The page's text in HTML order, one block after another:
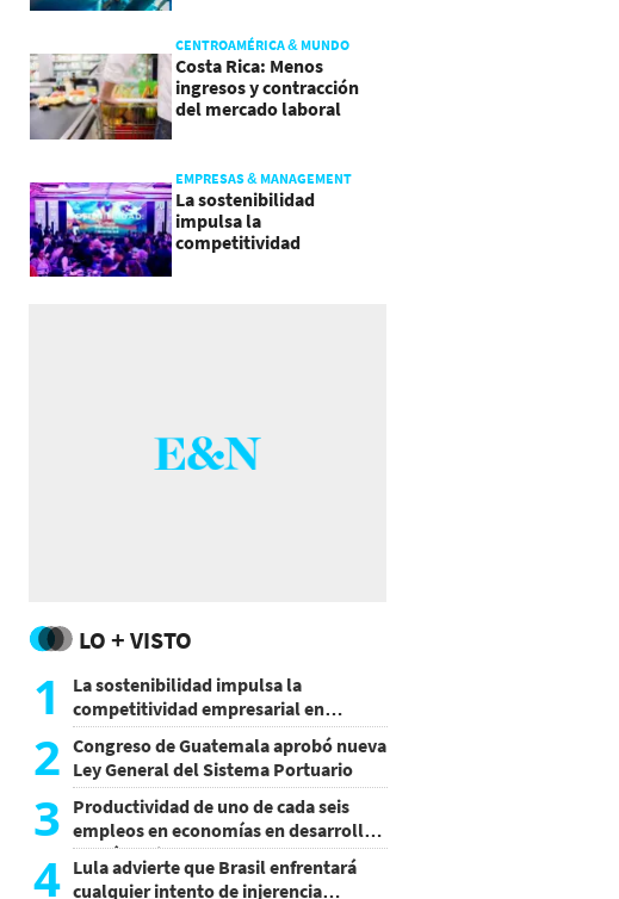
CENTROAMÉRICA & MUNDO
Costa Rica: Menos
ingresos y contracción
del mercado laboral
EMPRESAS & MANAGEMENT
La sostenibilidad
impulsa la
competitividad
LO + VISTO
1
La sostenibilidad impulsa la
competitividad empresarial en
Guatemala
2 Congreso de Guatemala aprobó nueva
Ley General del Sistema Portuario
3 Productividad de uno de cada seis
empleos en economías en desarrollo
podría mejorar por la IA
4 Lula advierte que Brasil enfrentará
cualquier intento de injerencia